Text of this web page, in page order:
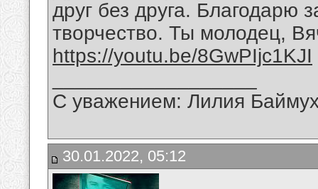
друг без друга. Благодарю
творчество. Ты молодец,
https://youtu.be/8GwPIjc1KJI
С уважением: Лилия
30.01.2022, 05:12